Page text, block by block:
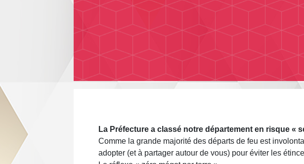
La Préfecture a classé notre département en risque «
Comme la grande majorité des départs de feu est
adopter (et à partager autour de vous) pour éviter les